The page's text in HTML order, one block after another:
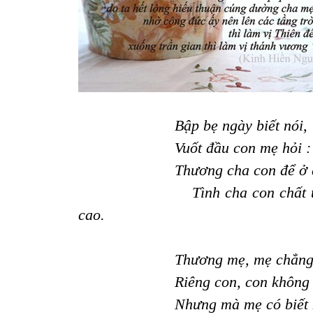
Bập bẹ ngày biết nói,
Vuốt đầu con mẹ hỏi :
Thương cha con đểở
Tình cha con chất
cao.
Thương mẹ, mẹ chẳng
Riêng con, con
Nhưng mà mẹ có biết